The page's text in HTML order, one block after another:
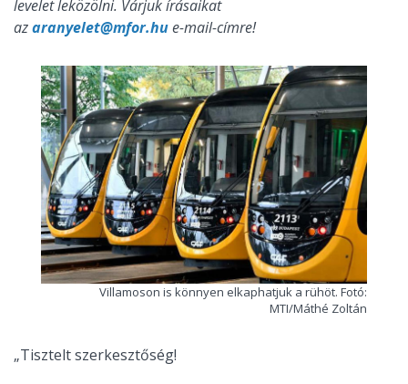
levelet leközölni. Várjuk írásaikat
azaranyelet@mfor.hue-mail-címre!
Villamoson is könnyen elkaphatjuk a rühöt. Fotó:
MTI/Máthé Zoltán
„Tisztelt szerkesztőség!